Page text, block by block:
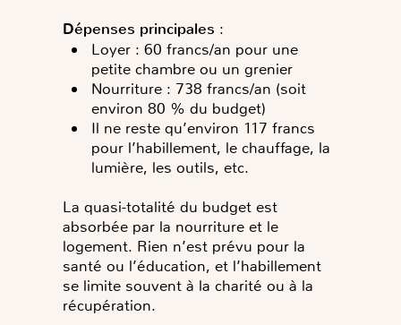
Dépenses principales :
Loyer : 60 francs/an pour une
petite chambre ou un grenier
Nourriture : 738 francs/an (soit
environ 80 % du budget)
Il ne reste qu’environ 117 francs
pour l’habillement, le chauffage, la
lumière, les outils, etc.
La quasi-totalité du budget est
absorbée par la nourriture et le
logement. Rien n’est prévu pour la
santé ou l’éducation, et l’habillement
se limite souvent à la charité ou à la
récupération.